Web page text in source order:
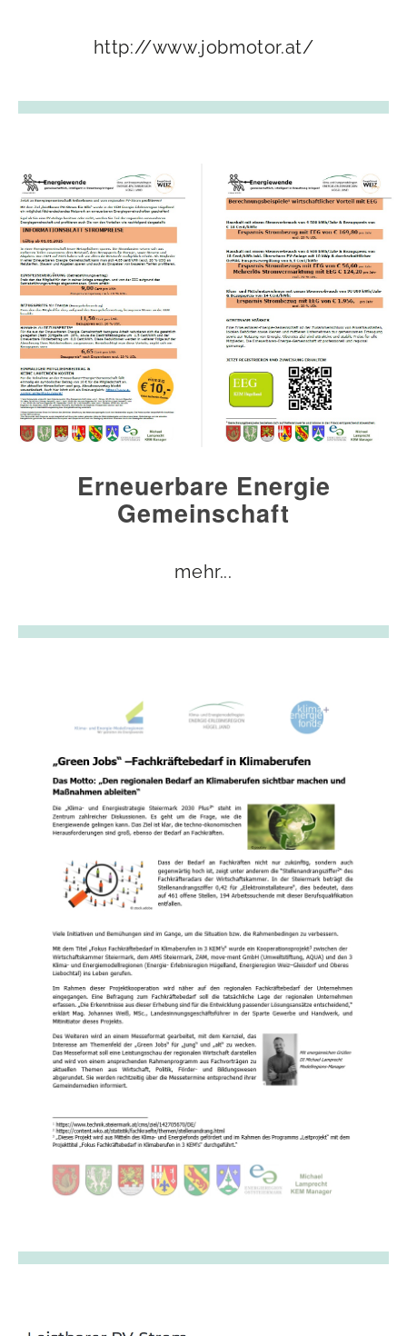
http://www.jobmotor.at/
Erneuerbare Energie
Gemeinschaft
mehr...